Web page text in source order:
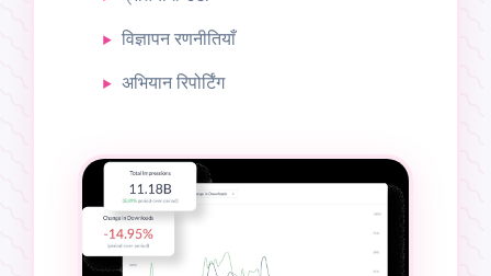
विज्ञापन रणनीतियाँ
अभियान रिपोर्टिंग